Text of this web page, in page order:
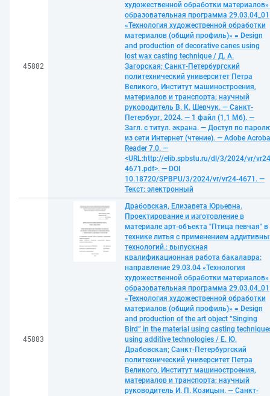
45882
художественной обработки материалов»
образовательная программа 29.03.04_01
«Технология художественной обработки
материалов (общий профиль)» = Design
and production of decorative canes using
lost wax casting technique / Д. А.
Загорская; Санкт-Петербургский
политехнический университет Петра
Великого, Институт машиностроения,
материалов и транспорта; научный
руководитель В. К. Шевчук. — Санкт-
Петербург, 2024. — 1 файл (1,1 Мб). —
Загл. с титул. экрана. — Доступ по
из сети Интернет (чтение). — Adobe
Reader 7.0. —
<URL:http://elib.spbstu.ru/dl/3/2024/vr/
4671.pdf>. — DOI
10.18720/SPBPU/3/2024/vr/vr24-4671. —
Текст: электронный
45883
Драбовская, Елизавета Юрьевна.
Проектирование и изготовление в
материале арт-объекта "Птица певчая" в
технике литья с применением
технологий.: выпускная
квалификационная работа бакалавра:
направление 29.03.04 «Технология
художественной обработки материалов»
образовательная программа 29.03.04_01
«Технология художественной обработки
материалов (общий профиль)» = Design
and production of the art object “Singing
Bird” in the material using casting
using additive technologies / Е. Ю.
Драбовская; Санкт-Петербургский
политехнический университет Петра
Великого, Институт машиностроения,
материалов и транспорта; научный
руководитель И. П. Козицын. — Санкт-